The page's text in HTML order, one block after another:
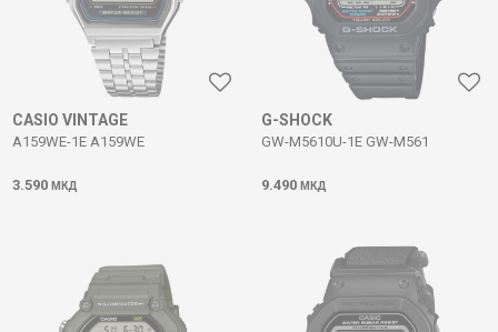
CASIO VINTAGE
A159WE-1E A159WE
3.590 МКД
G-SHOCK
GW-M5610U-1E GW-M561
9.490 МКД